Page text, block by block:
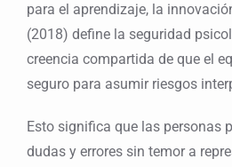
para el aprendizaje, la
(2018) define la seguridad
creencia compartida de que el
seguro para asumir riesgos
Esto significa que las personas
dudas y errores sin temor a